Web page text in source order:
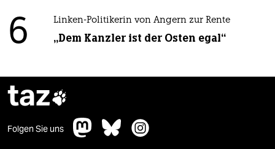
6 Linken-Politikerin von Angern zur Rente
„Dem Kanzler ist der Osten egal“
taz
Folgen Sie uns